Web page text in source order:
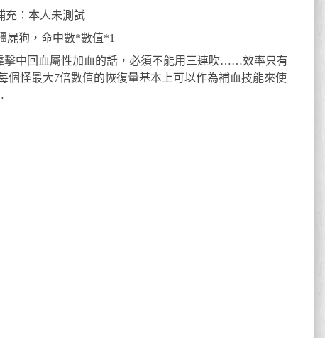
充：本人未測試
屍狗，命中數*數值*1
擊中回血屬性加血的話，必須不能用三連吹……效率只有
個怪最大7倍數值的恢復量基本上可以作為補血技能來使